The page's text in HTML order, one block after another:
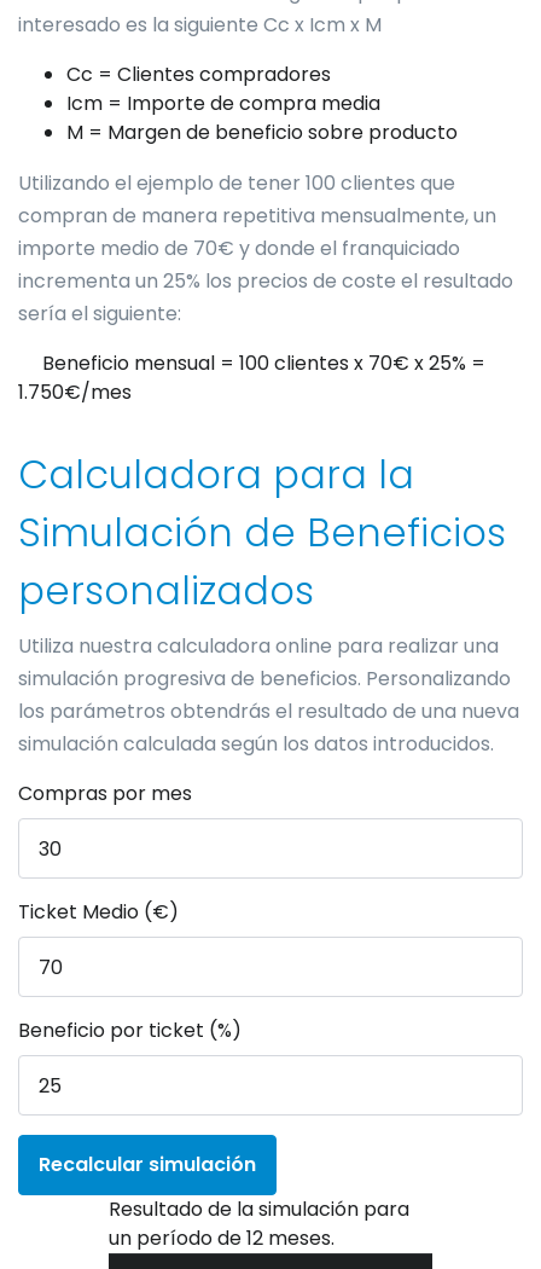
interesado es la siguiente Cc x Icm x M
Cc = Clientes compradores
Icm = Importe de compra media
M = Margen de beneficio sobre producto
Utilizando el ejemplo de tener 100 clientes que
compran de manera repetitiva mensualmente, un
importe medio de 70€ y donde el franquiciado
incrementa un 25% los precios de coste el resultado
sería el siguiente:
Beneficio mensual = 100 clientes x 70€ x 25% =
1.750€/mes
Calculadora para la
Simulación de Beneficios
personalizados
Utiliza nuestra calculadora online para realizar una
simulación progresiva de beneficios. Personalizando
los parámetros obtendrás el resultado de una nueva
simulación calculada según los datos introducidos.
Compras por mes
Ticket Medio (€)
Beneficio por ticket (%)
Recalcular simulación
Resultado de la simulación para
un período de 12 meses.